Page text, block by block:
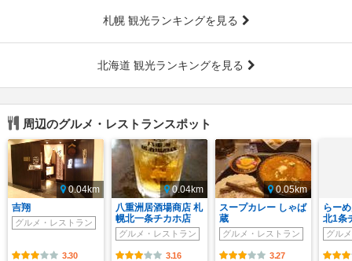
札幌 観光ランキングを見る
北海道 観光ランキングを見る
周辺のグルメ・レストランスポット
0.04km
吉翔
グルメ・レストラン
3.30
0.04km
八重洲居酒場商店 札
幌北一条チカホ店
グルメ・レストラン
3.16
0.05km
スープカレー しゃば
蔵
グルメ・レストラン
3.27
らー
北1条
グル